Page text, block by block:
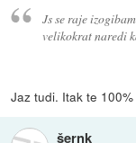
Js se raje
velikokrat naredi
Jaz tudi. Itak te
šernk